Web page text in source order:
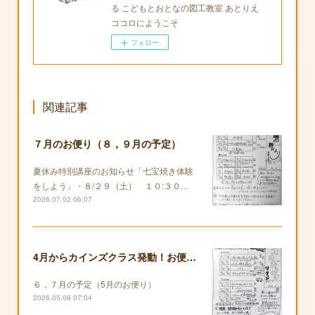
る こどもとおとなの図工教室 あとりえ
ココロにようこそ
フォロー
関連記事
７月のお便り（８，９月の予定）
夏休み特別講座のお知らせ「七宝焼き体験
をしよう」・８/２９（土） １０:３０…
2026.07.02 06:07
4月からカインズクラス発動！お便りも復活します！
６，７月の予定（5月のお便り）
2026.05.08 07:04